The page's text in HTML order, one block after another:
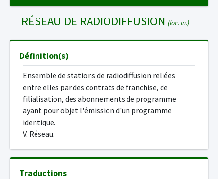
RÉSEAU DE RADIODIFFUSION (loc. m.)
Définition(s)
Ensemble de stations de radiodiffusion reliées
entre elles par des contrats de franchise, de
filialisation, des abonnements de programme
ayant pour objet l'émission d'un programme
identique.
V. Réseau.
Traductions